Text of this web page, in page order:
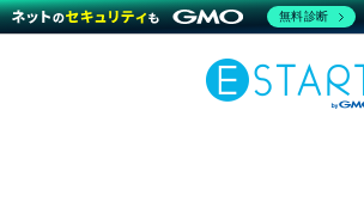
無料診断